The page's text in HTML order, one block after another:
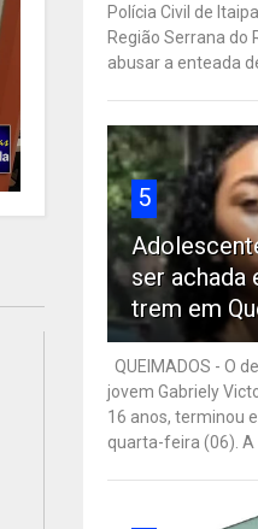
Polícia Civil de
Região Serrana do
abusar a enteada de
5
ser achada
trem em
QUEIMADOS - O
jovem Gabriely
16 anos, terminou
quarta-feira (06). A